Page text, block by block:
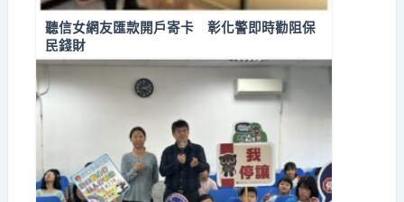
聽信女網友匯款開戶寄卡 彰化警即時勸阻保
民錢財